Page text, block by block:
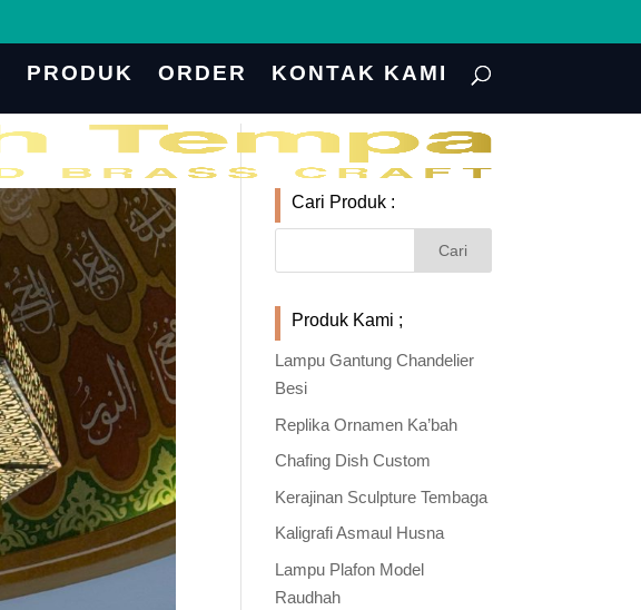
PRODUK ORDER KONTAK KAMI
Cari Produk :
Produk Kami ;
Lampu Gantung Chandelier
Besi
Replika Ornamen Ka’bah
Chafing Dish Custom
Kerajinan Sculpture Tembaga
Kaligrafi Asmaul Husna
Lampu Plafon Model
Raudhah